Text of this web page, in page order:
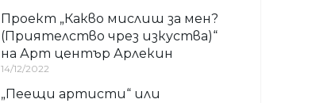
Проект „Какво мислиш за мен?
(Приятелство чрез изкуства)“
на Арт център Арлекин
14/12/2022
„Пеещи артисти“ или